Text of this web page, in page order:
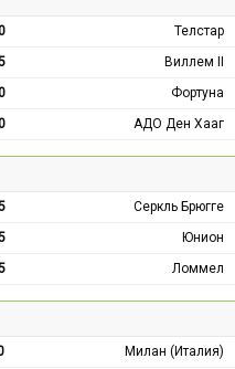
Телстар
Виллем II
Фортуна
АДО Ден Хааг
Серкль Брюгге
Юнион
Ломмел
Милан (Италия)